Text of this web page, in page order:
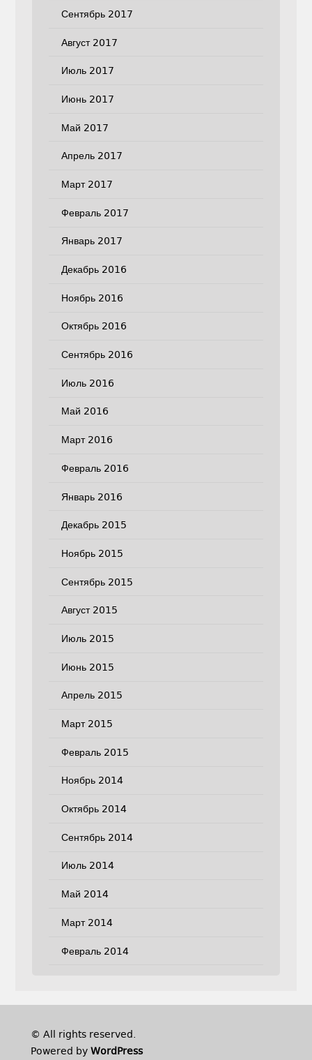
Сентябрь 2017
Август 2017
Июль 2017
Июнь 2017
Май 2017
Апрель 2017
Март 2017
Февраль 2017
Январь 2017
Декабрь 2016
Ноябрь 2016
Октябрь 2016
Сентябрь 2016
Июль 2016
Май 2016
Март 2016
Февраль 2016
Январь 2016
Декабрь 2015
Ноябрь 2015
Сентябрь 2015
Август 2015
Июль 2015
Июнь 2015
Апрель 2015
Март 2015
Февраль 2015
Ноябрь 2014
Октябрь 2014
Сентябрь 2014
Июль 2014
Май 2014
Март 2014
Февраль 2014
© All rights reserved.
Powered by WordPress